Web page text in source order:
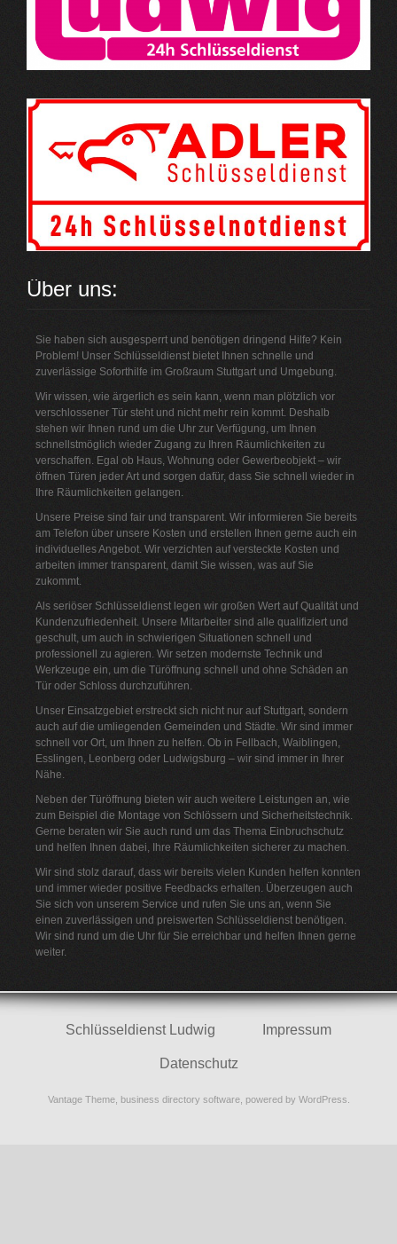
Über uns:
Sie haben sich ausgesperrt und benötigen dringend Hilfe? Kein
Problem! Unser Schlüsseldienst bietet Ihnen schnelle und
zuverlässige Soforthilfe im Großraum Stuttgart und Umgebung.
Wir wissen, wie ärgerlich es sein kann, wenn man plötzlich vor
verschlossener Tür steht und nicht mehr rein kommt. Deshalb
stehen wir Ihnen rund um die Uhr zur Verfügung, um Ihnen
schnellstmöglich wieder Zugang zu Ihren Räumlichkeiten zu
verschaffen. Egal ob Haus, Wohnung oder Gewerbeobjekt – wir
öffnen Türen jeder Art und sorgen dafür, dass Sie schnell wieder in
Ihre Räumlichkeiten gelangen.
Unsere Preise sind fair und transparent. Wir informieren Sie bereits
am Telefon über unsere Kosten und erstellen Ihnen gerne auch ein
individuelles Angebot. Wir verzichten auf versteckte Kosten und
arbeiten immer transparent, damit Sie wissen, was auf Sie
zukommt.
Als seriöser Schlüsseldienst legen wir großen Wert auf Qualität und
Kundenzufriedenheit. Unsere Mitarbeiter sind alle qualifiziert und
geschult, um auch in schwierigen Situationen schnell und
professionell zu agieren. Wir setzen modernste Technik und
Werkzeuge ein, um die Türöffnung schnell und ohne Schäden an
Tür oder Schloss durchzuführen.
Unser Einsatzgebiet erstreckt sich nicht nur auf Stuttgart, sondern
auch auf die umliegenden Gemeinden und Städte. Wir sind immer
schnell vor Ort, um Ihnen zu helfen. Ob in Fellbach, Waiblingen,
Esslingen, Leonberg oder Ludwigsburg – wir sind immer in Ihrer
Nähe.
Neben der Türöffnung bieten wir auch weitere Leistungen an, wie
zum Beispiel die Montage von Schlössern und Sicherheitstechnik.
Gerne beraten wir Sie auch rund um das Thema Einbruchschutz
und helfen Ihnen dabei, Ihre Räumlichkeiten sicherer zu machen.
Wir sind stolz darauf, dass wir bereits vielen Kunden helfen konnten
und immer wieder positive Feedbacks erhalten. Überzeugen auch
Sie sich von unserem Service und rufen Sie uns an, wenn Sie
einen zuverlässigen und preiswerten Schlüsseldienst benötigen.
Wir sind rund um die Uhr für Sie erreichbar und helfen Ihnen gerne
weiter.
Schlüsseldienst Ludwig Impressum
Datenschutz
Vantage Theme, business directory software, powered by WordPress